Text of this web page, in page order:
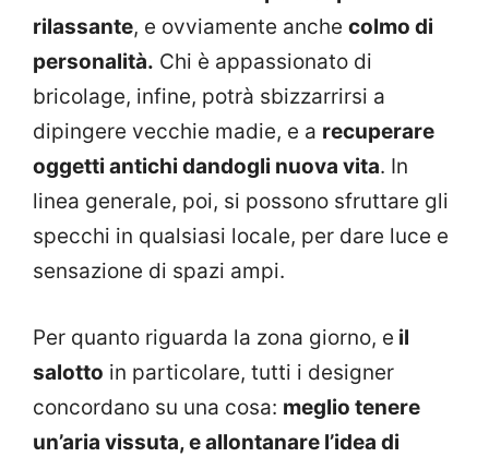
rilassante, e ovviamente anche colmo di
personalità. Chi è appassionato di
bricolage, infine, potrà sbizzarrirsi a
dipingere vecchie madie, e a recuperare
oggetti antichi dandogli nuova vita. In
linea generale, poi, si possono sfruttare gli
specchi in qualsiasi locale, per dare luce e
sensazione di spazi ampi.
Per quanto riguarda la zona giorno, e il
salotto in particolare, tutti i designer
concordano su una cosa: meglio tenere
un’aria vissuta, e allontanare l’idea di